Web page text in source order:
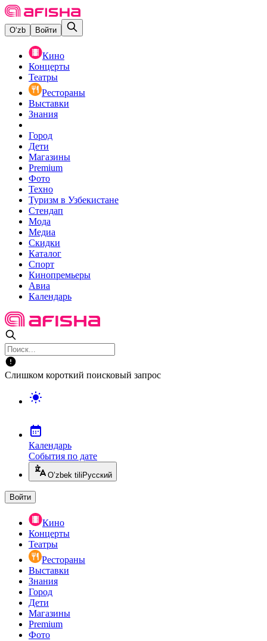
O‘zb Войти
Кино
Концерты
Театры
Рестораны
Выставки
Знания
Город
Дети
Магазины
Premium
Фото
Техно
Туризм в Узбекистане
Стендап
Мода
Медиа
Скидки
Каталог
Спорт
Кинопремьеры
Авиа
Календарь
Слишком короткий поисковый запрос
Календарь
События по дате
O’zbek tili Русский
Войти
Кино
Концерты
Театры
Рестораны
Выставки
Знания
Город
Дети
Магазины
Premium
Фото